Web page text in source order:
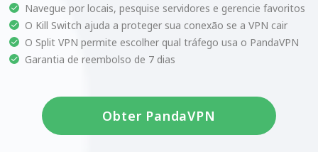
Navegue por locais, pesquise servidores e gerencie favoritos
O Kill Switch ajuda a proteger sua conexão se a VPN cair
O Split VPN permite escolher qual tráfego usa o PandaVPN
Garantia de reembolso de 7 dias
Obter PandaVPN